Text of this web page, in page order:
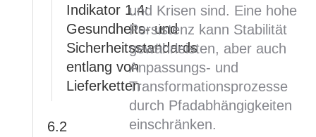
Indikator 1.4:
Gesundheits- und
Sicherheitsstandards
entlang von
Lieferketten
6.2
und Krisen sind. Eine hohe
Persistenz kann Stabilität
gewährleisten, aber auch
Anpassungs- und
Transformationsprozesse
durch Pfadabhängigkeiten
einschränken.